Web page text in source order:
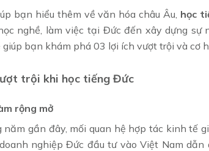
bạn hiểu thêm về văn hóa châu Âu, học
nghề, làm việc tại Đức đến xây dựng sự
giúp bạn khám phá 03 lợi ích vượt trội và cơ
trội khi học tiếng Đức
rộng mở
năm gần đây, mối quan hệ hợp tác kinh tế
nghiệp Đức đầu tư vào Việt Nam